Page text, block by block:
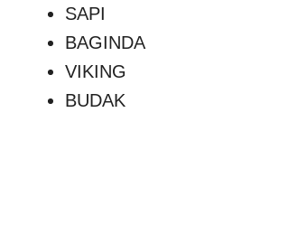
SAPI
BAGINDA
VIKING
BUDAK